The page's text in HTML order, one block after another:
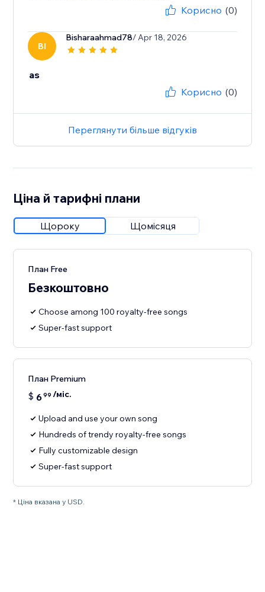
Корисно (0)
BI
Bisharaahmad78/ Apr 18, 2026
as
Корисно (0)
Переглянути більше відгуків
Ціна й тарифні плани
Щороку Щомісяця
План Free
Безкоштовно
Choose among 100 royalty-free songs
Super-fast support
План Premium
$ 699 /міс.
Upload and use your own song
Hundreds of trendy royalty-free songs
Fully customizable design
Super-fast support
* Ціна вказана у USD.